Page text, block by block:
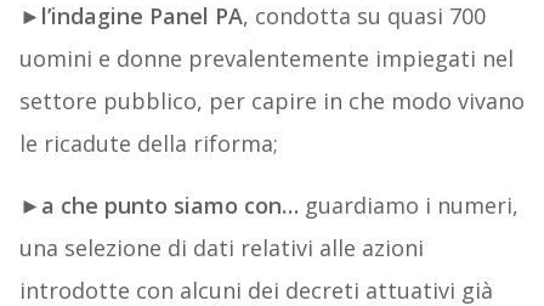
► l’indagine Panel PA, condotta su quasi 700
uomini e donne prevalentemente impiegati nel
settore pubblico, per capire in che modo vivano
le ricadute della riforma;
► a che punto siamo con… guardiamo i numeri,
una selezione di dati relativi alle azioni
introdotte con alcuni dei decreti attuativi già